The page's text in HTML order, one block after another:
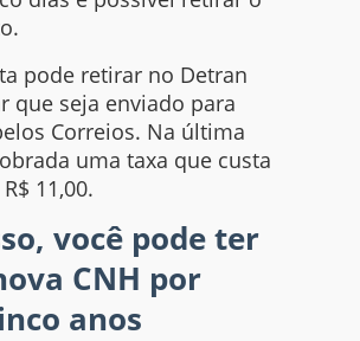
pode retirar no Detran
que seja enviado para
Correios. Na última
uma taxa que custa
11,00.
você pode ter
CNH por
anos